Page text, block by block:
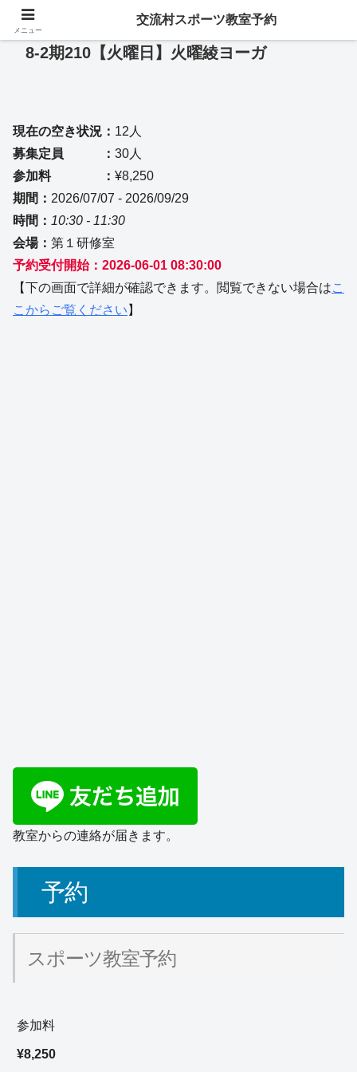
8-2期210【火曜日】火曜綾ヨーガ
現在の空き状況： 12人
募集定員 ： 30人
参加料 ： ¥8,250
期間： 2026/07/07 - 2026/09/29
時間： 10:30 - 11:30
会場： 第１研修室
予約受付開始：2026-06-01 08:30:00
【下の画面で詳細が確認できます。閲覧できない場合はこ
こからご覧ください 】
教室からの連絡が届きます。
予約
スポーツ教室予約
参加料
¥8,250
メニュー
交流村スポーツ教室予約